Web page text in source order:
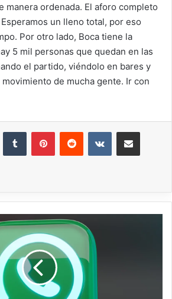
manera ordenada. El aforo completo
un lleno total, por eso
Por otro lado, Boca tiene la
5 mil personas que quedan en las
el partido, viéndolo en bares y
movimiento de mucha gente. Ir con